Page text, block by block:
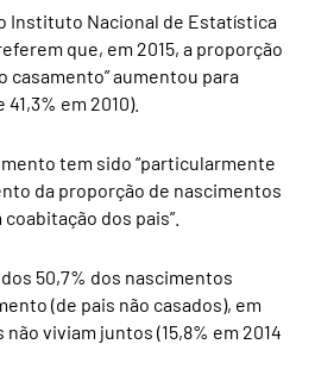
Instituto Nacional de Estatística
que, em 2015, a proporção
casamento” aumentou para
em 2010).
tem sido “particularmente
da proporção de nascimentos
dos pais”.
50,7% dos nascimentos
(de pais não casados), em
não viviam juntos (15,8% em 2014